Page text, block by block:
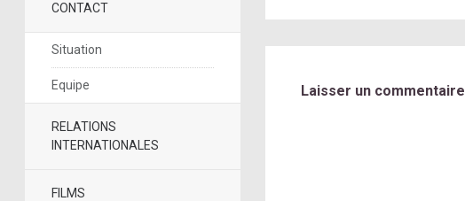
CONTACT
Situation
Equipe
RELATIONS
INTERNATIONALES
FILMS
Laisser un commentaire